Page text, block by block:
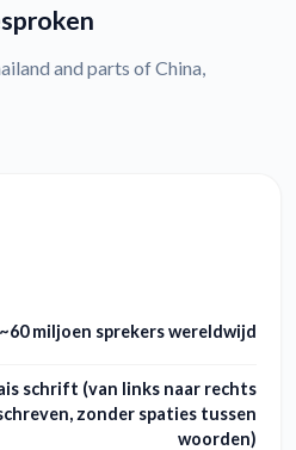
and parts of China,
~60 miljoen sprekers wereldwijd
schrift (van links naar rechts
zonder spaties tussen
woorden)